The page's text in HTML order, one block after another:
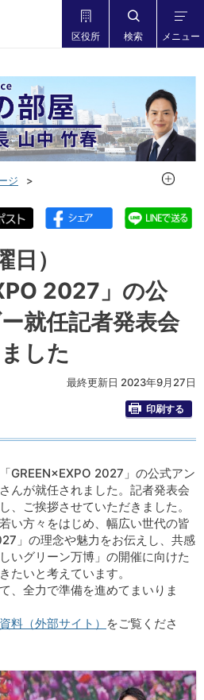
区役所 検索 メニュー
ジ
2027」の公式アンバサ
をしました
現在位
）
2027」の公
就任記者発表会
した
最終更新日 2023年9月27日
印刷する
GREEN×EXPO 2027」の公式アン
んが就任されました。記者発表会
、ご挨拶させていただきました。
い方々をはじめ、幅広い世代の皆
」の理念や魅力をお伝えし、共感
いグリーン万博」の開催に向けた
たいと考えています。
、全力で準備を進めてまいりま
料（外部サイト） をご覧くださ